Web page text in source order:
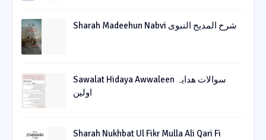
Sharah Madeehun Nabvi شرح المدیح النبوی
Sawalat Hidaya Awwaleen سوالات ھدایہ
اولین
Sharah Nukhbat Ul Fikr Mulla Ali Qari Fi